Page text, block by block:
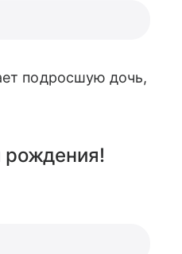
подросшую дочь,